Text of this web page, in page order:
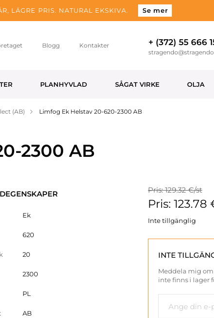
LÄGRE PRIS. NATURAL EKSKIVA. Se mer
Blogg Kontakter + (372) 55 666
PLANHYVLAD SÅGAT VIRKE OLJA
(AB) Limfog Ek Helstav 20-620-2300 AB
2300 AB
Ek
620
20
2300
PL
AB
Pris: 129.32 €/st
Pris: 123.78
Inte tillgänglig
INTE
Meddela mig
inte finns i lager